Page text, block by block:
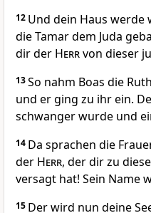
12 Und dein Haus werde
die Tamar dem Juda
dir der Herrvon dieser
13So nahm Boas die
und er ging zu ihr ein.
schwanger wurde und
14 Da sprachen die
der Herr, der dir zu
versagt hat! Sein Name
15 Der wird nun deine